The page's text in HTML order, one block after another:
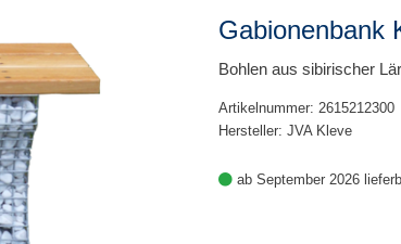
Gabionenbank
Bohlen aus sibirischer
Artikelnummer: 2615212300
Hersteller: JVA Kleve
ab September 2026